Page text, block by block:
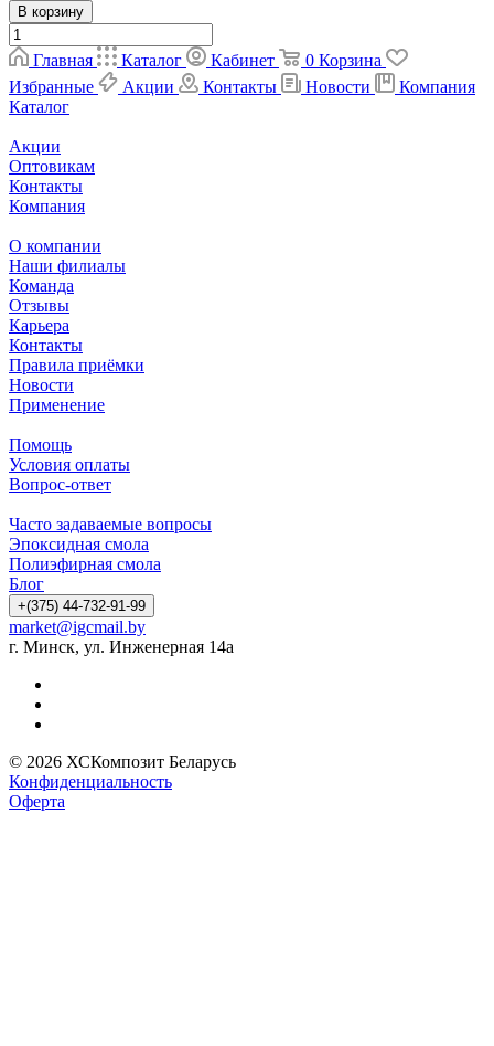
В корзину
Главная Каталог Кабинет 0 Корзина
Избранные
Акции Контакты Новости
Компания
Каталог
Акции
Оптовикам
Контакты
Компания
О компании
Наши филиалы
Команда
Отзывы
Карьера
Контакты
Правила приёмки
Новости
Применение
Помощь
Условия оплаты
Вопрос-ответ
Часто задаваемые вопросы
Эпоксидная смола
Полиэфирная смола
Блог
+(375) 44-732-91-99
market@igcmail.by
г. Минск, ул. Инженерная 14а
© 2026 ХСКомпозит Беларусь
Конфиденциальность
Оферта